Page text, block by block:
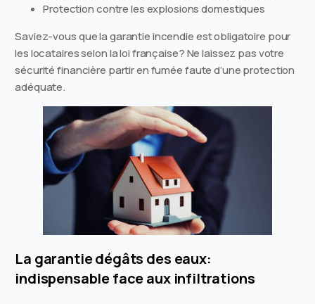
Protection contre les explosions domestiques
Saviez-vous que la garantie incendie est obligatoire pour
les locataires selon la loi française? Ne laissez pas votre
sécurité financière partir en fumée faute d’une protection
adéquate.
La garantie dégâts des eaux:
indispensable face aux infiltrations